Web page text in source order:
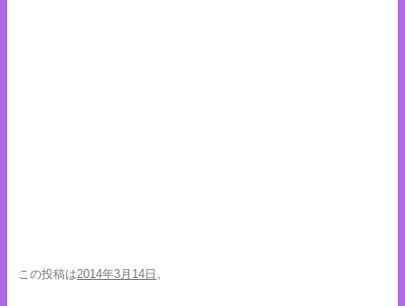
この投稿は2014年3月14日 。